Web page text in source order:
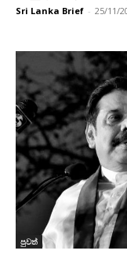
Sri Lanka Brief - 25/11/
පුවත්